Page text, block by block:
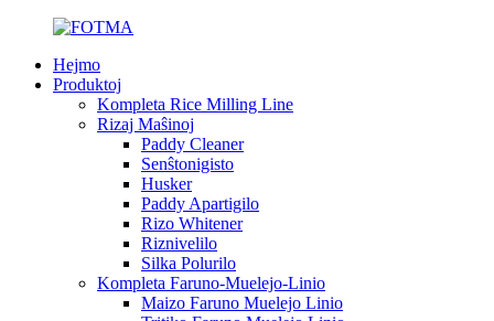
Hejmo
Produktoj
Kompleta Rice Milling Line
Rizaj Maŝinoj
Paddy Cleaner
Senŝtonigisto
Husker
Paddy Apartigilo
Rizo Whitener
Riznivelilo
Silka Polurilo
Kompleta Faruno-Muelejo-Linio
Maizo Faruno Muelejo Linio